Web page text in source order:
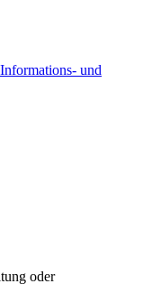
Informations- und
oder